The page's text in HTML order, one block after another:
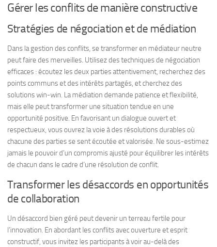
Gérer les conflits de manière constructive
Stratégies de négociation et de médiation
Dans la gestion des conflits, se transformer en médiateur neutre
peut faire des merveilles. Utilisez des techniques de négociation
efficaces : écoutez les deux parties attentivement, recherchez des
points communs et des intérêts partagés, et cherchez des
solutions win-win. La médiation demande patience et flexibilité,
mais elle peut transformer une situation tendue en une
opportunité positive. En favorisant un dialogue ouvert et
respectueux, vous ouvrez la voie à des résolutions durables où
chacune des parties se sent écoutée et valorisée. Ne sous-estimez
jamais le pouvoir d’un compromis ajusté pour équilibrer les intérêts
de chacun dans le cadre d’une résolution de conflit.
Transformer les désaccords en opportunités
de collaboration
Un désaccord bien géré peut devenir un terreau fertile pour
l’innovation. En abordant les conflits avec ouverture et esprit
constructif, vous invitez les participants à voir au-delà des